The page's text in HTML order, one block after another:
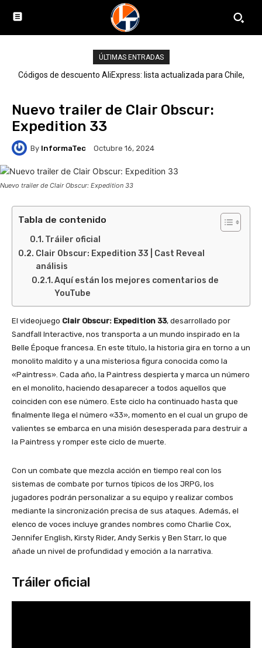
ÚLTIMAS ENTRADAS
Códigos de descuento AliExpress: lista actualizada para Chile,
Nuevo trailer de Clair Obscur:
Expedition 33
By InformaTec Octubre 16, 2024
Nuevo trailer de Clair Obscur: Expedition 33
Tabla de contenido
Tráiler oficial
Clair Obscur: Expedition 33 | Cast Reveal
análisis
Aquí están los mejores comentarios de
YouTube
El videojuego Clair Obscur: Expedition 33, desarrollado por
Sandfall Interactive, nos transporta a un mundo inspirado en la
Belle Époque francesa. En este título, la historia gira en torno a un
monolito maldito y a una misteriosa figura conocida como la
«Paintress». Cada año, la Paintress despierta y marca un número
en el monolito, haciendo desaparecer a todos aquellos que
coinciden con ese número. Este ciclo ha continuado hasta que
finalmente llega el número «33», momento en el cual un grupo de
valientes se embarca en una misión desesperada para destruir a
la Paintress y romper este ciclo de muerte.
Con un combate que mezcla acción en tiempo real con los
sistemas de combate por turnos típicos de los JRPG, los
jugadores podrán personalizar a su equipo y realizar combos
mediante la sincronización precisa de sus ataques. Además, el
elenco de voces incluye grandes nombres como Charlie Cox,
Jennifer English, Kirsty Rider, Andy Serkis y Ben Starr, lo que
añade un nivel de profundidad y emoción a la narrativa.
Tráiler oficial